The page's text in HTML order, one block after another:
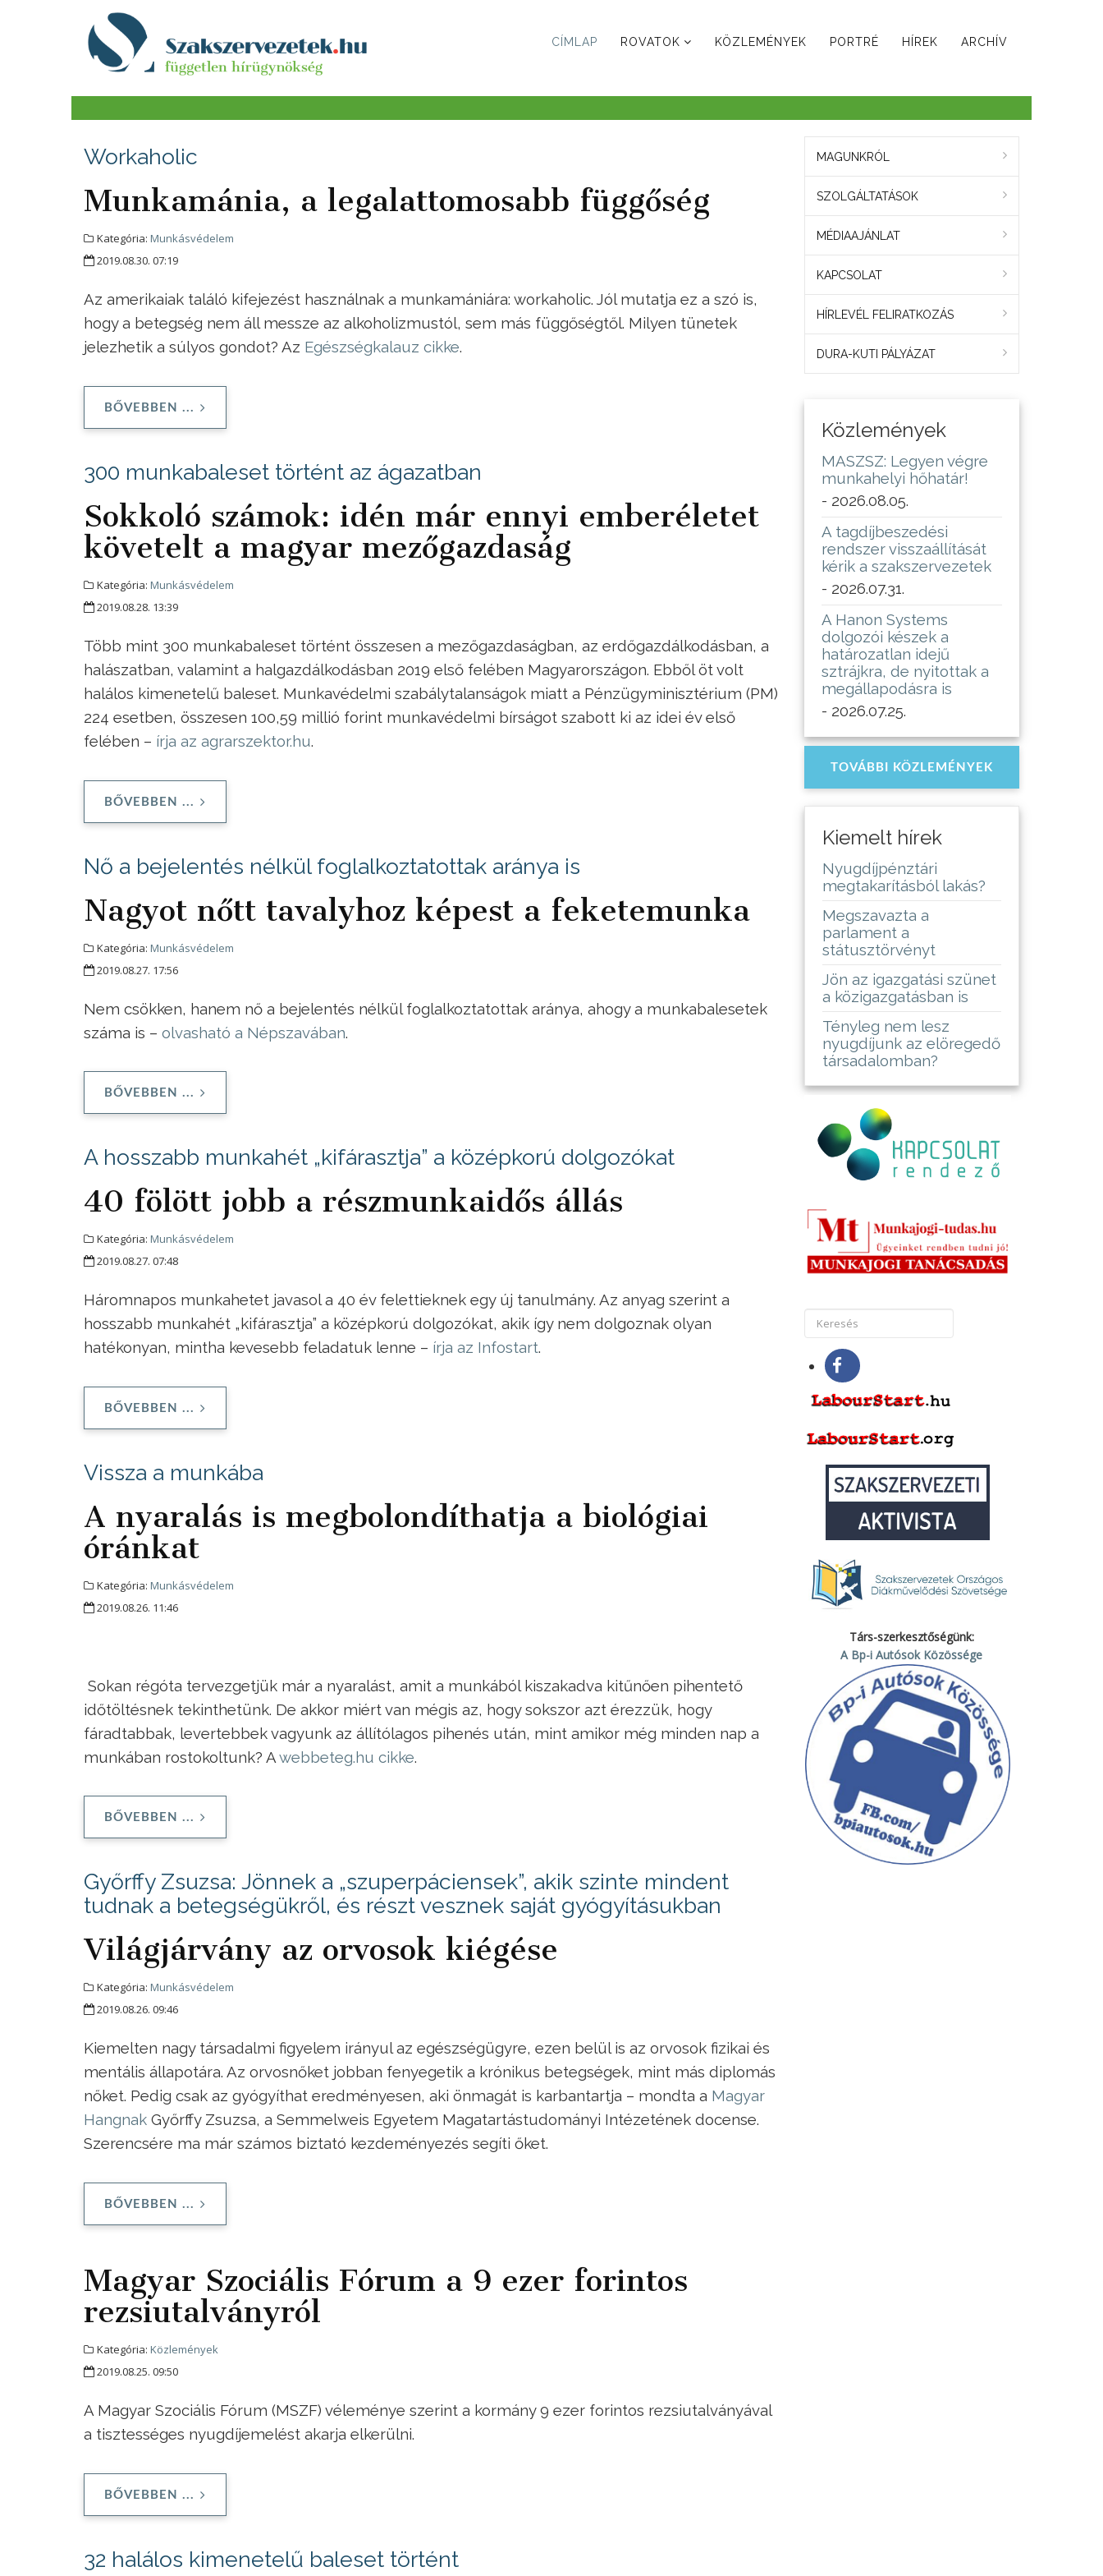
CÍMLAP ROVATOK KÖZLEMÉNYEK PORTRÉ HÍREK ARCHÍV
Workaholic
Munkamánia, a legalattomosabb függőség
Kategória: Munkásvédelem
2019.08.30. 07:19
Az amerikaiak találó kifejezést használnak a munkamániára: workaholic. Jól mutatja ez a szó is,
hogy a betegség nem áll messze az alkoholizmustól, sem más függőségtől. Milyen tünetek
jelezhetik a súlyos gondot? Az Egészségkalauz cikke.
BŐVEBBEN ...
300 munkabaleset történt az ágazatban
Sokkoló számok: idén már ennyi emberéletet
követelt a magyar mezőgazdaság
Kategória: Munkásvédelem
2019.08.28. 13:39
Több mint 300 munkabaleset történt összesen a mezőgazdaságban, az erdőgazdálkodásban, a
halászatban, valamint a halgazdálkodásban 2019 első felében Magyarországon. Ebből öt volt
halálos kimenetelű baleset. Munkavédelmi szabálytalanságok miatt a Pénzügyminisztérium (PM)
224 esetben, összesen 100,59 millió forint munkavédelmi bírságot szabott ki az idei év első
felében – írja az agrarszektor.hu.
BŐVEBBEN ...
Nő a bejelentés nélkül foglalkoztatottak aránya is
Nagyot nőtt tavalyhoz képest a feketemunka
Kategória: Munkásvédelem
2019.08.27. 17:56
Nem csökken, hanem nő a bejelentés nélkül foglalkoztatottak aránya, ahogy a munkabalesetek
száma is – olvasható a Népszavában.
BŐVEBBEN ...
A hosszabb munkahét „kifárasztja” a középkorú dolgozókat
40 fölött jobb a részmunkaidős állás
Kategória: Munkásvédelem
2019.08.27. 07:48
Háromnapos munkahetet javasol a 40 év felettieknek egy új tanulmány. Az anyag szerint a
hosszabb munkahét „kifárasztja” a középkorú dolgozókat, akik így nem dolgoznak olyan
hatékonyan, mintha kevesebb feladatuk lenne – írja az Infostart.
BŐVEBBEN ...
Vissza a munkába
A nyaralás is megbolondíthatja a biológiai
óránkat
Kategória: Munkásvédelem
2019.08.26. 11:46
Sokan régóta tervezgetjük már a nyaralást, amit a munkából kiszakadva kitűnően pihentető
időtöltésnek tekinthetünk. De akkor miért van mégis az, hogy sokszor azt érezzük, hogy
fáradtabbak, levertebbek vagyunk az állítólagos pihenés után, mint amikor még minden nap a
munkában rostokoltunk? Awebbeteg.hu cikke.
BŐVEBBEN ...
Győrffy Zsuzsa: Jönnek a „szuperpáciensek”, akik szinte mindent
tudnak a betegségükről, és részt vesznek saját gyógyításukban
Világjárvány az orvosok kiégése
Kategória: Munkásvédelem
2019.08.26. 09:46
Kiemelten nagy társadalmi figyelem irányul az egészségügyre, ezen belül is az orvosok fizikai és
mentális állapotára. Az orvosnőket jobban fenyegetik a krónikus betegségek, mint más diplomás
nőket. Pedig csak az gyógyíthat eredményesen, aki önmagát is karbantartja – mondta a Magyar
Hangnak Győrffy Zsuzsa, a Semmelweis Egyetem Magatartástudományi Intézetének docense.
Szerencsére ma már számos biztató kezdeményezés segíti őket.
BŐVEBBEN ...
Magyar Szociális Fórum a 9 ezer forintos
rezsiutalványról
Kategória: Közlemények
2019.08.25. 09:50
A Magyar Szociális Fórum (MSZF) véleménye szerint a kormány 9 ezer forintos rezsiutalványával
a tisztességes nyugdíjemelést akarja elkerülni.
BŐVEBBEN ...
32 halálos kimenetelű baleset történt
MAGUNKRÓL
SZOLGÁLTATÁSOK
MÉDIAAJÁNLAT
KAPCSOLAT
HÍRLEVÉL FELIRATKOZÁS
DURA-KUTI PÁLYÁZAT
Közlemények
MASZSZ: Legyen végre
munkahelyi hőhatár!
- 2026.08.05.
A tagdíjbeszedési
rendszer visszaállítását
kérik a szakszervezetek
- 2026.07.31.
A Hanon Systems
dolgozói készek a
határozatlan idejű
sztrájkra, de nyitottak a
megállapodásra is
- 2026.07.25.
TOVÁBBI KÖZLEMÉNYEK
Kiemelt hírek
Nyugdíjpénztári
megtakarításból lakás?
Megszavazta a
parlament a
státusztörvényt
Jön az igazgatási szünet
a közigazgatásban is
Tényleg nem lesz
nyugdíjunk az elöregedő
társadalomban?
Társ-szerkesztőségünk:
A Bp-i Autósok Közössége